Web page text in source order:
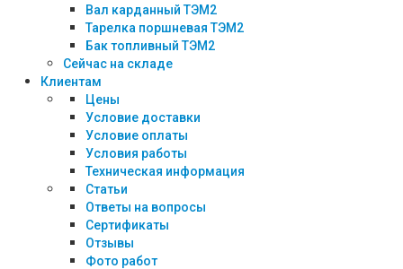
Вал карданный ТЭМ2
Тарелка поршневая ТЭМ2
Бак топливный ТЭМ2
Сейчас на складе
Клиентам
Цены
Условие доставки
Условие оплаты
Условия работы
Техническая информация
Статьи
Ответы на вопросы
Сертификаты
Отзывы
Фото работ